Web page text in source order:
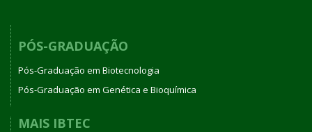
PÓS-GRADUAÇÃO
Pós-Graduação em Biotecnologia
Pós-Graduação em Genética e Bioquímica
MAIS IBTEC